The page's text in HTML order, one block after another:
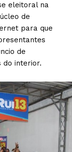
eleitoral na
de
para que
de
do interior.